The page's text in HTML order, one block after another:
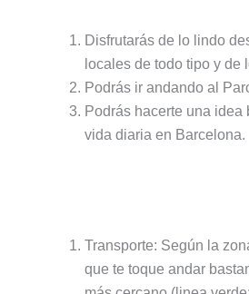
Disfrutarás de lo lindo
locales de todo tipo y de
Podrás ir andando al
Podrás hacerte una idea
vida diaria en Barcelona.
Transporte: Según la
que te toque andar